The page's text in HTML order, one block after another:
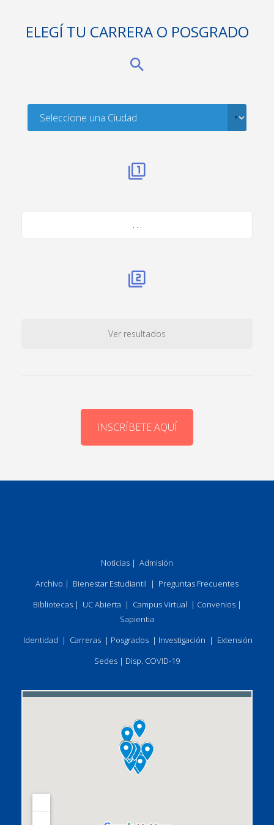
ELEGÍ TU CARRERA O POSGRADO
Ver resultados
INSCRÍBETE AQUÍ
Noticias | Admisión
Archivo | Bienestar Estudiantil | Preguntas Frecuentes
Bibliotecas| UC Abierta | Campus Virtual | Convenios|
Sapientia
Identidad | Carreras | Posgrados | Investigación | Extensión
Sedes | Disp. COVID-19